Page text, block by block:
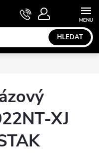
HLEDAT
NÁKUPNÍ
KOŠÍK
XJ